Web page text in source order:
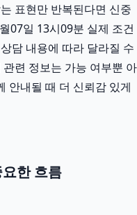
표현만 반복된다면 신중
07일 13시09분 실제 조건
담 내용에 따라 달라질 수
련 정보는 가능 여부뿐 아
안내될 때 더 신뢰감 있게
한 흐름